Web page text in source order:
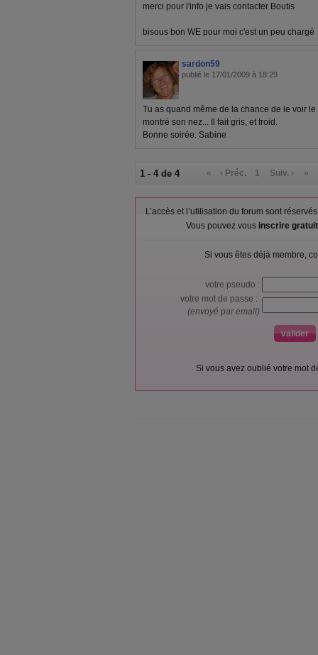
merci pour l'info je vais contacter Boutis
bisous bon WE pour moi c'est un peu chargé
sardon59
publié le 17/01/2009 à 18:29
Tu as quand même de la chance de le voir
montré son nez... Il fait gris, et froid.
Bonne soirée. Sabine
1 - 4 de 4 « ‹ Préc. 1 Suiv. › »
L’accès et l’utilisation du forum sont
Vous pouvez vous inscrire
Si vous êtes déjà membre,
votre pseudo :
votre mot de passe :
(envoyé par email)
Si vous avez oublié votre mot